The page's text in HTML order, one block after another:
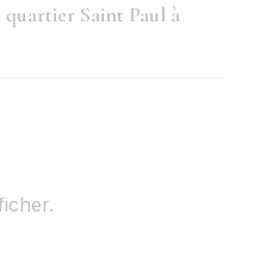
Saint Paul à